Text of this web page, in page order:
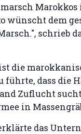
wünscht dem
schrieb
die
führte, dass die
Zuflucht
in
das